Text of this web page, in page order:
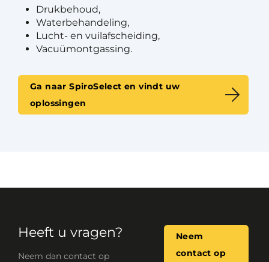
Drukbehoud,
Waterbehandeling,
Lucht- en vuilafscheiding,
Vacuümontgassing.
Ga naar SpiroSelect en vindt uw
oplossingen
Heeft u vragen?
Neem dan contact op
Neem
contact op